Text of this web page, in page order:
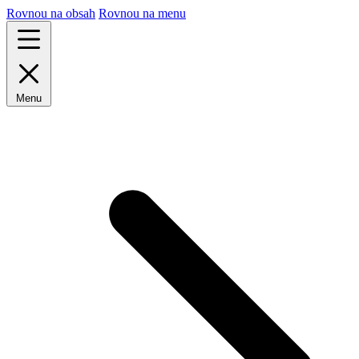
Rovnou na obsah Rovnou na menu
Menu